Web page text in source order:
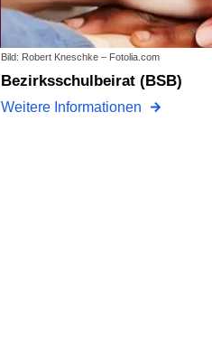
Bild: Robert Kneschke – Fotolia.com
Bezirksschulbeirat (BSB)
Weitere Informationen